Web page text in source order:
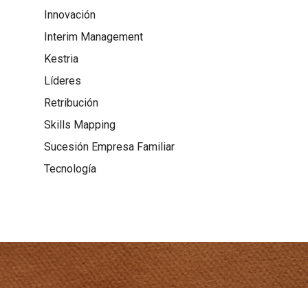
Innovación
Interim Management
Kestria
Líderes
Retribución
Skills Mapping
Sucesión Empresa Familiar
Tecnología